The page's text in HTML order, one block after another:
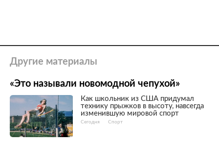
Другие материалы
«Это называли новомодной чепухой»
Как школьник из США придумал
технику прыжков в высоту, навсегда
изменившую мировой спорт
Сегодня Спорт